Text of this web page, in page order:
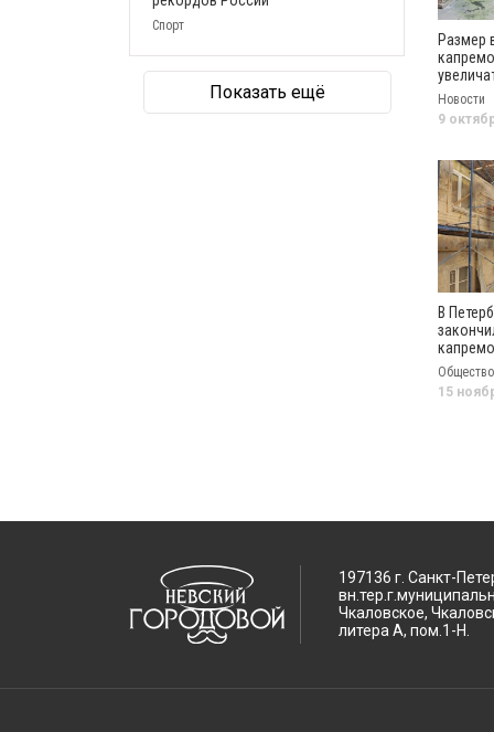
Размер
2024 году
Новости
9
В
саду
Общество
15
Спорт
Показать ещё
197136 г. Санкт-
Чкаловское,
литера А, пом.1-Н.